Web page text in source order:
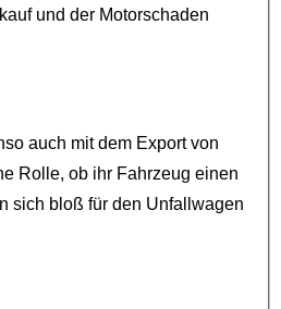
und der Motorschaden
schon seit vielen Jahren mit dem Ankauf und Verkauf, ebenso auch mit dem Export von
sich bloß für den Unfallwagen